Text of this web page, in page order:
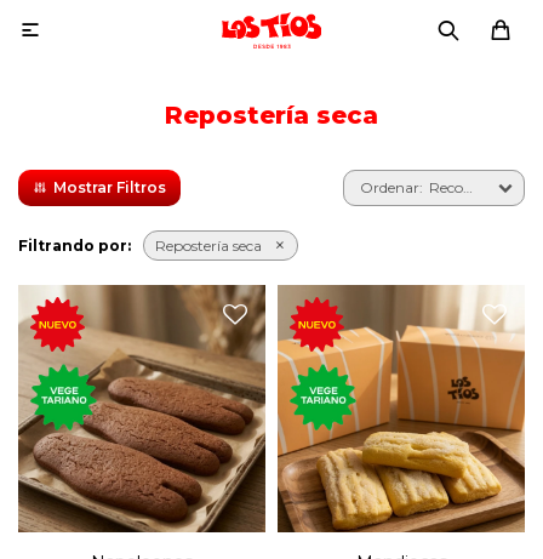

Repostería seca
Recomendados
Filtrando por: Repostería seca
Los Napoleones, las clásicas
galletitas con azúcar
quemada, melaza, miel y
cacao.
Bizcocho seco avainillado,
con azúcar por arriba, ideal
para mojar en el café con
leche.